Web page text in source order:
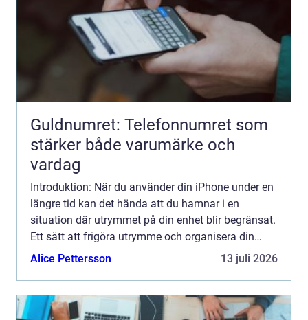
Guldnumret: Telefonnumret som
stärker både varumärke och
vardag
Introduktion: När du använder din iPhone under en
längre tid kan det hända att du hamnar i en
situation där utrymmet på din enhet blir begränsat.
Ett sätt att frigöra utrymme och organisera din
iPhone är att radera appar som du inte längre
Alice Pettersson 13 juli 2026